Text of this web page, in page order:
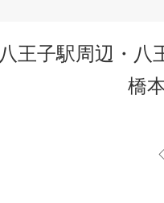
八王子駅周辺・八
橋